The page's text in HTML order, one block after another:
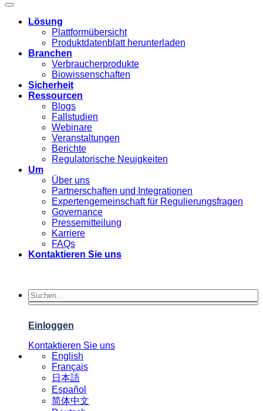
Lösung
Plattformübersicht
Produktdatenblatt herunterladen
Branchen
Verbraucherprodukte
Biowissenschaften
Sicherheit
Ressourcen
Blogs
Fallstudien
Webinare
Veranstaltungen
Berichte
Regulatorische Neuigkeiten
Um
Über uns
Partnerschaften und Integrationen
Expertengemeinschaft für Regulierungsfragen
Governance
Pressemitteilung
Karriere
FAQs
Kontaktieren Sie uns
Einloggen
Kontaktieren Sie uns
English
Français
日本語
Español
简体中文